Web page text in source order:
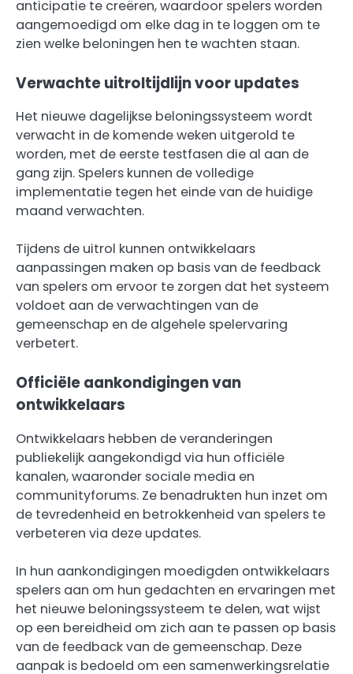
anticipatie te creëren, waardoor spelers worden
aangemoedigd om elke dag in te loggen om te
zien welke beloningen hen te wachten staan.
Verwachte uitroltijdlijn voor updates
Het nieuwe dagelijkse beloningssysteem wordt
verwacht in de komende weken uitgerold te
worden, met de eerste testfasen die al aan de
gang zijn. Spelers kunnen de volledige
implementatie tegen het einde van de huidige
maand verwachten.
Tijdens de uitrol kunnen ontwikkelaars
aanpassingen maken op basis van de feedback
van spelers om ervoor te zorgen dat het systeem
voldoet aan de verwachtingen van de
gemeenschap en de algehele spelervaring
verbetert.
Officiële aankondigingen van
ontwikkelaars
Ontwikkelaars hebben de veranderingen
publiekelijk aangekondigd via hun officiële
kanalen, waaronder sociale media en
communityforums. Ze benadrukten hun inzet om
de tevredenheid en betrokkenheid van spelers te
verbeteren via deze updates.
In hun aankondigingen moedigden ontwikkelaars
spelers aan om hun gedachten en ervaringen met
het nieuwe beloningssysteem te delen, wat wijst
op een bereidheid om zich aan te passen op basis
van de feedback van de gemeenschap. Deze
aanpak is bedoeld om een samenwerkingsrelatie